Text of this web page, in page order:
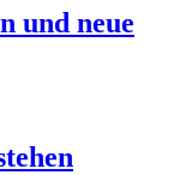
und neue